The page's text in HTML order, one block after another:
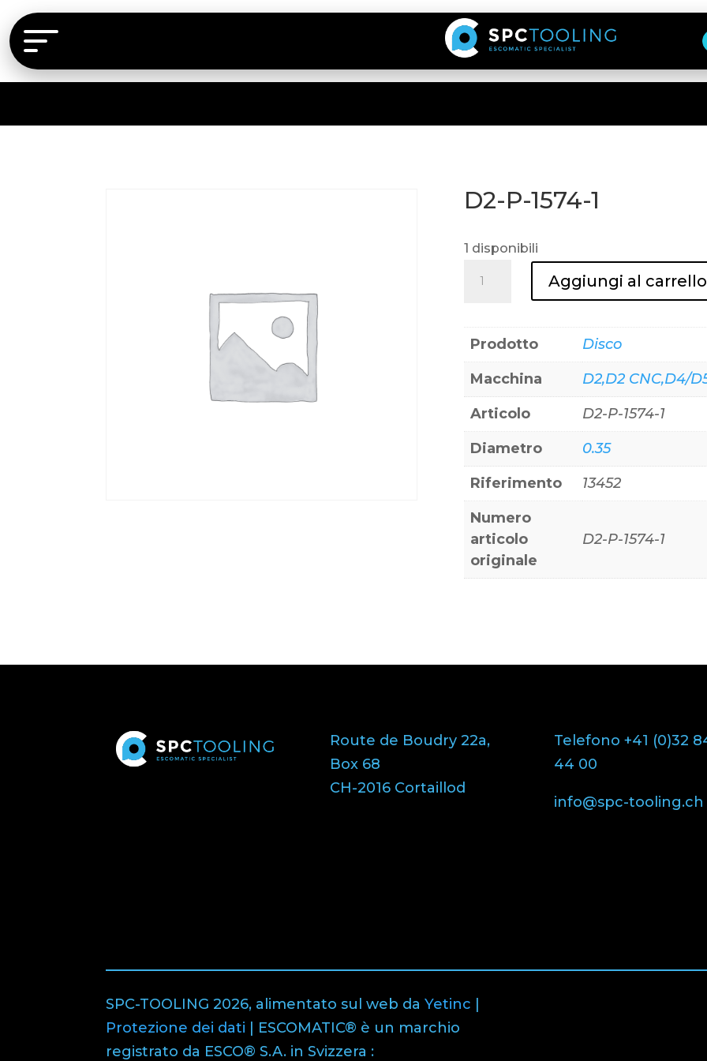
D2-P-1574-1
1 disponibili
quantità
Aggiungi al carrello
Prodotto
Disco
Macchina
D2,D2 CNC,D4/
Articolo
D2-P-1574-1
Diametro
0.35
Riferimento
13452
Numero
articolo
originale
D2-P-1574-1
Route de Boudry 22a,
Box 68
CH-2016 Cortaillod
Telefono +41 (0)32
44 00
info@spc-tooling.ch
SPC-TOOLING 2026, alimentato sul web daYetinc
Protezione dei dati | ESCOMATIC® è un marchio
registrato da ESCO® S.A. in Svizzera :